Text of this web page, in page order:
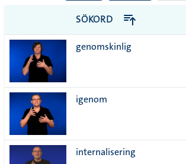
till
alla i
PDF
SÖKORD
genomskinlig
igenom
internalisering